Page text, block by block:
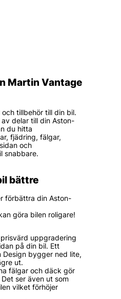
Martin Vantage
tillbehör till din bil.
delar till din Aston-
du hitta
fjädring, fälgar,
och
snabbare.
bättre
förbättra din Aston-
göra bilen roligare!
uppgradering
på din bil. Ett
bygger ned lite,
ut.
fälgar och däck gör
ser även ut som
vilket förhöjer